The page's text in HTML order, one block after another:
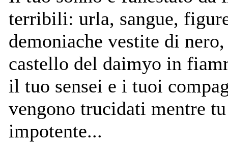
terribili: urla, sangue,
demoniache vestite di
castello del daimyo in
il tuo sensei e i tuoi
vengono trucidati mentre
impotente...